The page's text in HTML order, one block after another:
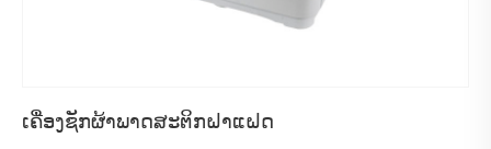
ເຄື່ອງຊັກຜ້າພາດສະຕິກຝາແຝດ